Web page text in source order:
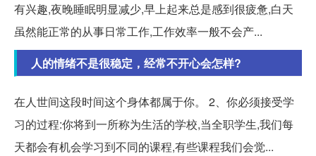
有兴趣,夜晚睡眠明显减少,早上起来总是感到很疲惫,白天
虽然能正常的从事日常工作,工作效率一般不会产...
人的情绪不是很稳定，经常不开心会怎样?
在人世间这段时间这个身体都属于你。 2、你必须接受学
习的过程:你将到一所称为生活的学校,当全职学生,我们每
天都会有机会学习到不同的课程,有些课程我们会觉...